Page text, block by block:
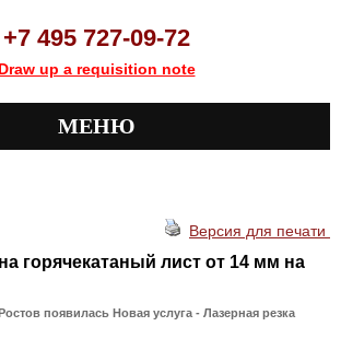
+7 495 727-09-72
Draw up a requisition note
МЕНЮ
Версия для печати
горячекатаный лист от 14 мм на
появилась Новая услуга - Лазерная резка